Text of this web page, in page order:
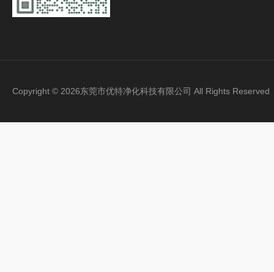
Copyright © 2026东莞市优特净化科技有限公司 All Rights